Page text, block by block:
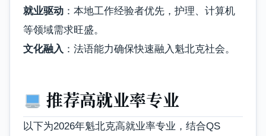
就业驱动 ：本地工作经验者优先，护理、计算机
等领域需求旺盛。
文化融入 ：法语能力确保快速融入魁北克社会。
推荐高就业率专业
以下为2026年魁北克高就业率专业，结合QS